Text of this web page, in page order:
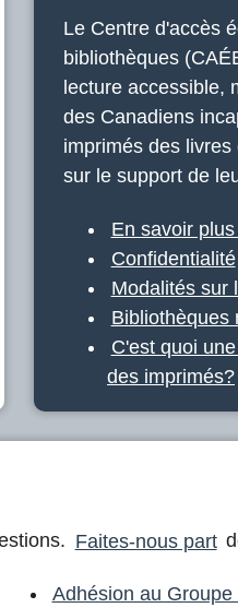
Le Centre d'accès
bibliothèques
lecture accessible,
des Canadiens
imprimés des
sur le support de
En savoir
Confidentialité
Modalités sur
Bibliothèques
C'est quoi
des imprimés?
Faites-nous part
Adhésion au